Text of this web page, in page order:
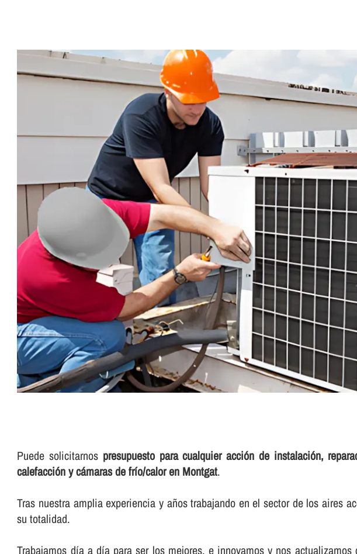
Puede solicitarnos presupuesto para cualquier acción de instalación,
calefacción y cámaras de frí­o/calor en Montgat.
Tras nuestra amplia experiencia y años trabajando en el sector de los aires
su totalidad.
Trabajamos dí­a a dí­a para ser los mejores, e innovamos y nos